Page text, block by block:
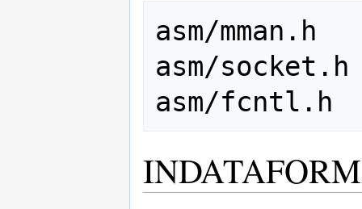
asm/mman.h
asm/socket.h